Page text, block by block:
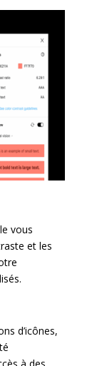
vous
et les
d’icônes,